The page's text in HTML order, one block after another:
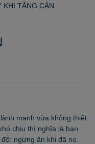
KHI TĂNG CÂN
mạnh vừa không thiết
chịu thì nghĩa là bạn
ngừng ăn khi đã no.